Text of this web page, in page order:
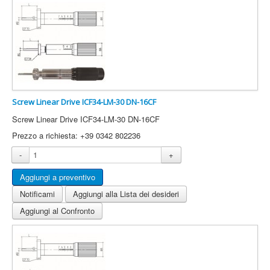
Screw Linear Drive ICF34-LM-30 DN-16CF
Screw Linear Drive ICF34-LM-30 DN-16CF
Prezzo a richiesta: +39 0342 802236
-
+
Notificami
Aggiungi alla Lista dei desideri
Aggiungi al Confronto